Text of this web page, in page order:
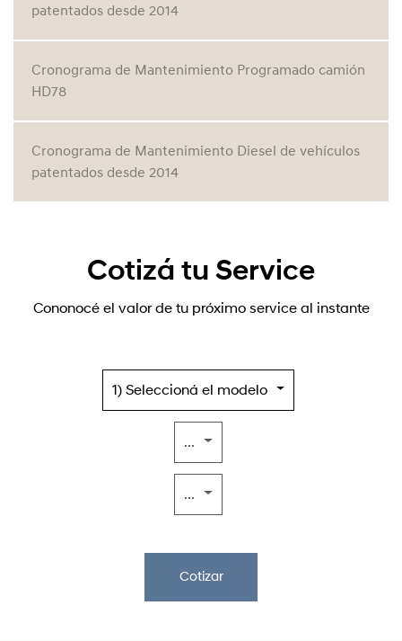
patentados desde 2014
Cronograma de Mantenimiento Programado camión
HD78
Cronograma de Mantenimiento Diesel de vehículos
patentados desde 2014
Cotizá tu Service
Cononocé el valor de tu próximo service al instante
1) Seleccioná el modelo
...
...
Cotizar